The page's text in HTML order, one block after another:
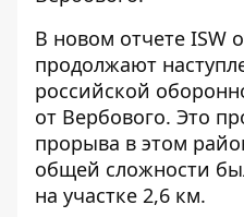
В новом отчете ISW
продолжают
российской
от Вербового. Это
прорыва в этом
общей сложности
на участке 2,6 км.